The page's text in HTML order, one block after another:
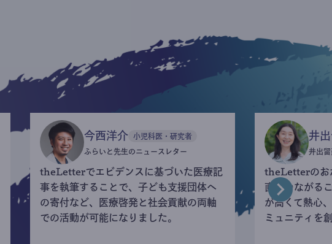
今西洋介 小児科医・研究者
ふらいと先生のニュースレター
theLetterでエビデンスに基づいた医療記
事を執筆することで、子ども支援団体へ
の寄付など、医療啓発と社会貢献の両軸
での活動が可能になりました。
井
井出
theLetterのお
直接つながる
が高くて熱心
ミュニティを